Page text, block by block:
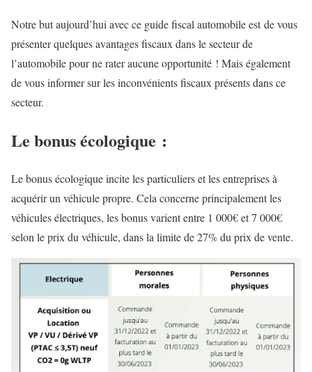
Notre but aujourd’hui avec ce guide fiscal automobile est de vous
présenter quelques avantages fiscaux dans le secteur de
l’automobile pour ne rater aucune opportunité ! Mais également
de vous informer sur les inconvénients fiscaux présents dans ce
secteur.
Le bonus écologique :
Le bonus écologique incite les particuliers et les entreprises à
acquérir un véhicule propre. Cela concerne principalement les
véhicules électriques, les bonus varient entre 1 000€ et 7 000€
selon le prix du véhicule, dans la limite de 27% du prix de vente.